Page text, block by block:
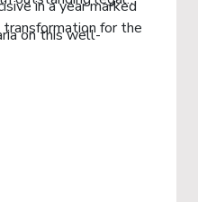
in a year marked
transformation for the
on this well-